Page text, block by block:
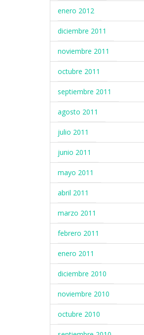
enero 2012
diciembre 2011
noviembre 2011
octubre 2011
septiembre 2011
agosto 2011
julio 2011
junio 2011
mayo 2011
abril 2011
marzo 2011
febrero 2011
enero 2011
diciembre 2010
noviembre 2010
octubre 2010